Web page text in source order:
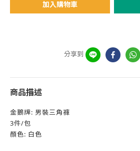
加入購物車
分享到
商品描述
金鵝牌: 男裝三角褲
3件/包
顏色: 白色